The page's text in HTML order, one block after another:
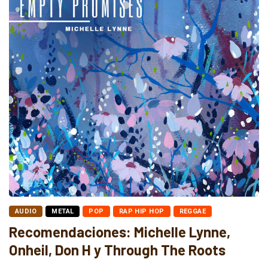
AUDIO METAL POP RAP HIP HOP REGGAE
Recomendaciones: Michelle Lynne,
Onheil, Don H y Through The Roots